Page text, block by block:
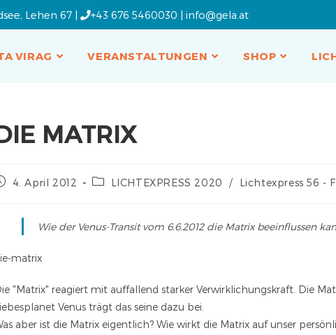
Lehen 67 | +43 676 5460030 | info@gela.at
VIRAG VERANSTALTUNGEN SHOP
MATRIX
4. April 2012 LICHTEXPRESS 2020 / Lichtexpress 56 -
Wie der Venus-Transit vom 6.6.2012 die Matrix beeinflussen
matrix
"Matrix" reagiert mit auffallend starker Verwirklichungskraft. Die
Venus trägt das seine dazu bei.
aber ist die Matrix eigentlich? Wie wirkt die Matrix auf unser